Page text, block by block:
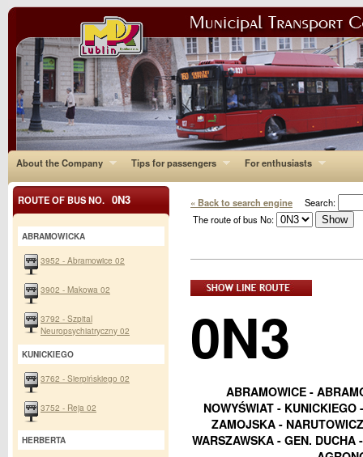
About the Company Tips for passengers For enthusiasts
« Back to search engine Search:
The route of bus No:
0N3
ABRAMOWICE -
NOWYŚWIAT -
ZAMOJSKA -
WARSZAWSKA - GEN.
ROUTE OF BUS NO. 0N3
ABRAMOWICKA
3952 - Abramowice 02
3902 - Makowa 02
3792 - Szpital
Neuropsychiatryczny 02
KUNICKIEGO
3762 - Sierpińskiego 02
3752 - Reja 02
HERBERTA